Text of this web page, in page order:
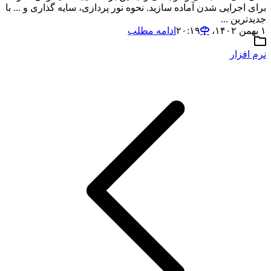
برای اجرایی شدن آماده سازید. نحوه نور پردازی، سایه گذاری و ... با
جدیدترین ...
۱ بهمن ۱۴۰۲،‏ ۲۰:۱۹
ادامه مطلب
نرم افزار